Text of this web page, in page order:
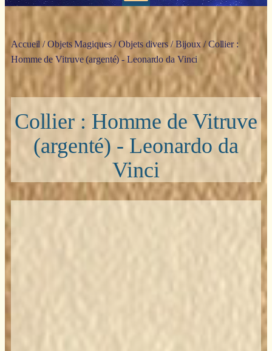
Accueil /Objets Magiques/Objets divers/Bijoux / Collier :
Homme de Vitruve (argenté) - Leonardo da Vinci
Collier : Homme de Vitruve
(argenté) - Leonardo da
Vinci